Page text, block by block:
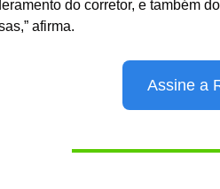
do corretor, e também
afirma.
Assine a